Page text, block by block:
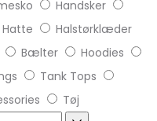
Handsker
Hatte
Halstørklæder
Bælter
Hoodies
Tank Tops
Tøj